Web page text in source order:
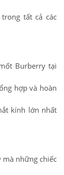
tất cả các
Burberry tại
hợp và hoàn
kính lớn nhất
mà những chiếc